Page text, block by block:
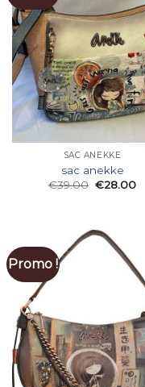
SAC ANEKKE
sac anekke
€39.00 €28.00
Promo !